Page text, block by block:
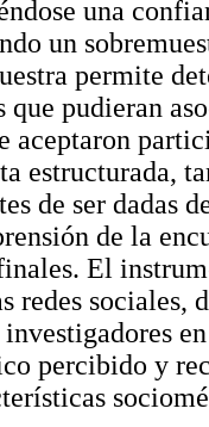
una
un
permite
que pudieran
aceptaron
estructurada,
de ser dadas
de la
El
redes sociales,
percibido y